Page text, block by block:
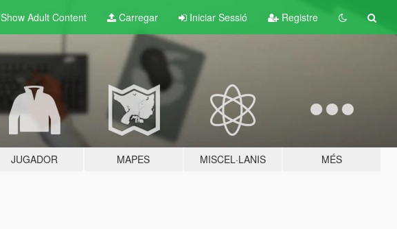
Show Adult Content Carregar Iniciar Sessió Registre
JUGADOR MAPES MISCEL·LANIS MÉS